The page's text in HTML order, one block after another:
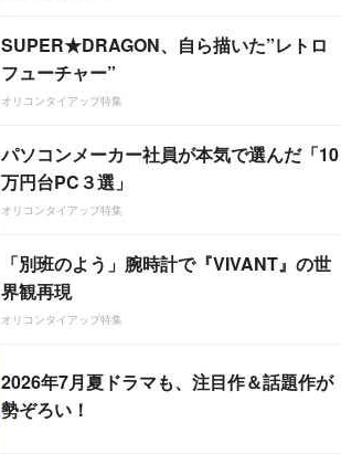
SUPER★DRAGON、自ら描いた”レトロ
フューチャー”
オリコンタイアップ特集
パソコンメーカー社員が本気で選んだ「10
万円台PC３選」
オリコンタイアップ特集
「別班のよう」腕時計で『VIVANT』の世
界観再現
オリコンタイアップ特集
2026年7月夏ドラマも、注目作＆話題作が
勢ぞろい！